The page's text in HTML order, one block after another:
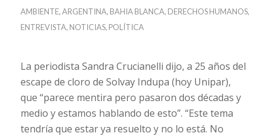
AMBIENTE,ARGENTINA, BAHIA BLANCA, DERECHOS HUMANOS,
ENTREVISTA, NOTICIAS, POLÍTICA
La periodista Sandra Crucianelli dijo, a 25 años del
escape de cloro de Solvay Indupa (hoy Unipar),
que “parece mentira pero pasaron dos décadas y
medio y estamos hablando de esto”. “Este tema
tendría que estar ya resuelto y no lo está. No